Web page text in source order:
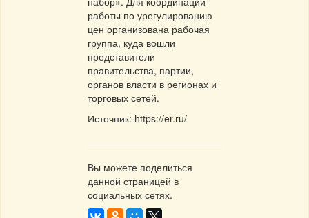
работы по урегулированию
цен организована рабочая
группа, куда вошли
представители
правительства, партии,
органов власти в регионах и
торговых сетей.
Источник: https://er.ru/
Вы можете поделиться
данной страницей в
социальных сетях.